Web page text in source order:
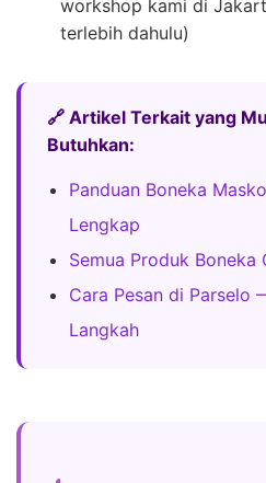
workshop kami di
terlebih dahulu)
🔗 Artikel Terkait yang
Butuhkan:
Panduan Boneka
Lengkap
Semua Produk Boneka
Cara Pesan di Parselo
Langkah